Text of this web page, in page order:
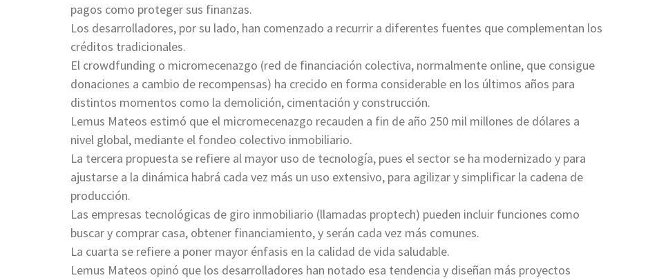
pagos como proteger sus finanzas.
Los desarrolladores, por su lado, han comenzado a recurrir a diferentes fuentes que complementan los
créditos tradicionales.
El crowdfunding o micromecenazgo (red de financiación colectiva, normalmente online, que consigue
donaciones a cambio de recompensas) ha crecido en forma considerable en los últimos años para
distintos momentos como la demolición, cimentación y construcción.
Lemus Mateos estimó que el micromecenazgo recauden a fin de año 250 mil millones de dólares a
nivel global, mediante el fondeo colectivo inmobiliario.
La tercera propuesta se refiere al mayor uso de tecnología, pues el sector se ha modernizado y para
ajustarse a la dinámica habrá cada vez más un uso extensivo, para agilizar y simplificar la cadena de
producción.
Las empresas tecnológicas de giro inmobiliario (llamadas proptech) pueden incluir funciones como
buscar y comprar casa, obtener financiamiento, y serán cada vez más comunes.
La cuarta se refiere a poner mayor énfasis en la calidad de vida saludable.
Lemus Mateos opinó que los desarrolladores han notado esa tendencia y diseñan más proyectos